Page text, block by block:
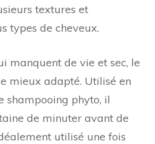
textures et
types de cheveux.
manquent de vie et sec, le
mieux adapté. Utilisé en
shampooing phyto, il
de minuter avant de
utilisé une fois